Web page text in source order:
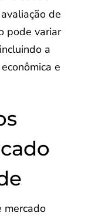
de
pode variar
a
e
mercado